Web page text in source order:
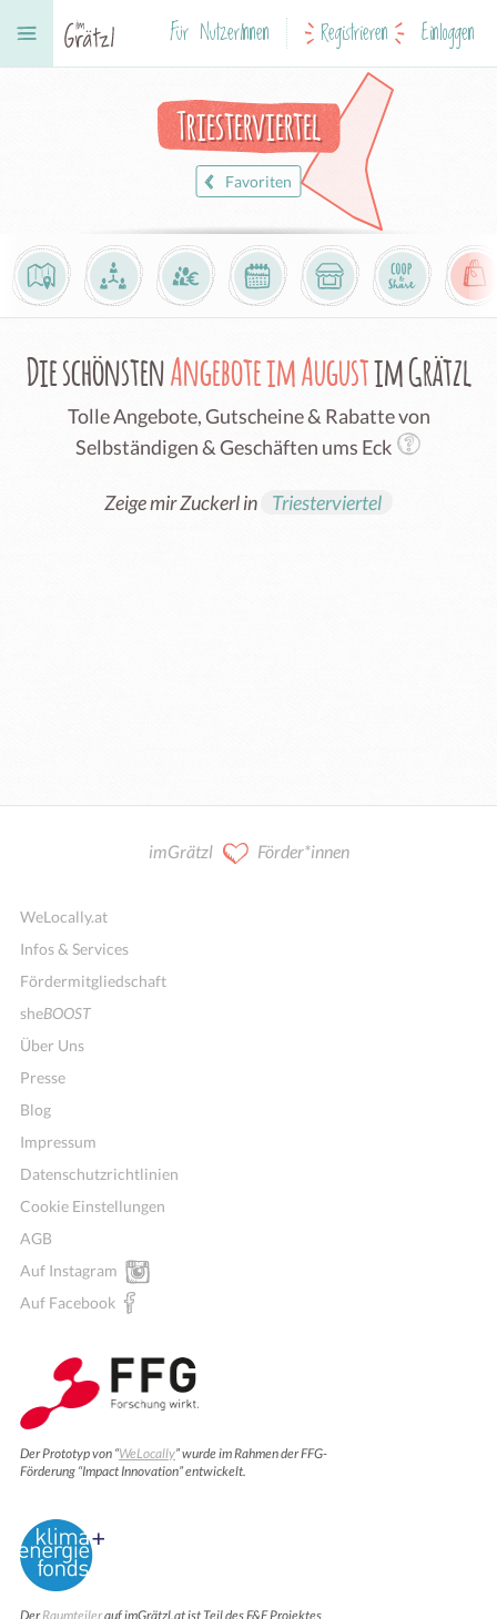
Für NutzerInnen Registrieren Einloggen
Triesterviertel
Favoriten
Die schönstenAngebote im Augustim Grätzl
Tolle Angebote, Gutscheine & Rabatte von
Selbständigen & Geschäften ums Eck
Zeige mir Zuckerl in Triesterviertel
imGrätzl Förder*innen
WeLocally.at
Infos & Services
Fördermitgliedschaft
sheBOOST
Über Uns
Presse
Blog
Impressum
Datenschutzrichtlinien
Cookie Einstellungen
AGB
Auf Instagram
Auf Facebook
Der Prototyp von “WeLocally” wurde im Rahmen der FFG-
Förderung “Impact Innovation” entwickelt.
DerRaumteilerauf imGrätzl.at ist Teil des F&E Projektes